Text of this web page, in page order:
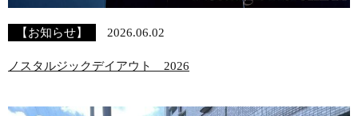
【お知らせ】 2026.06.02
ノスタルジックデイアウト 2026